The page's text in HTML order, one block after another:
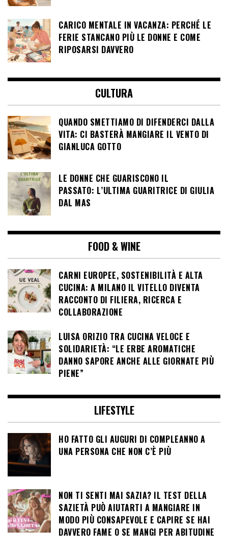
CARICO MENTALE IN VACANZA: PERCHÉ LE
FERIE STANCANO PIÙ LE DONNE E COME
RIPOSARSI DAVVERO
CULTURA
QUANDO SMETTIAMO DI DIFENDERCI DALLA
VITA: CI BASTERÀ MANGIARE IL VENTO DI
GIANLUCA GOTTO
LE DONNE CHE GUARISCONO IL
PASSATO: L’ULTIMA GUARITRICE DI GIULIA
DAL MAS
FOOD & WINE
CARNI EUROPEE, SOSTENIBILITÀ E ALTA
CUCINA: A MILANO IL VITELLO DIVENTA
RACCONTO DI FILIERA, RICERCA E
COLLABORAZIONE
LUISA ORIZIO TRA CUCINA VELOCE E
SOLIDARIETÀ: “LE ERBE AROMATICHE
DANNO SAPORE ANCHE ALLE GIORNATE PIÙ
PIENE”
LIFESTYLE
HO FATTO GLI AUGURI DI COMPLEANNO A
UNA PERSONA CHE NON C’È PIÙ
NON TI SENTI MAI SAZIA? IL TEST DELLA
SAZIETÀ PUÒ AIUTARTI A MANGIARE IN
MODO PIÙ CONSAPEVOLE E CAPIRE SE HAI
DAVVERO FAME O SE MANGI PER ABITUDINE